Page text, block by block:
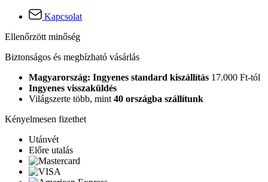
Kapcsolat
Ellenőrzött minőség
Biztonságos és megbízható vásárlás
Magyarország: Ingyenes standard kiszállítás 17.000 Ft-tól
Ingyenes visszaküldés
Világszerte több, mint 40 országba szállítunk
Kényelmesen fizethet
Utánvét
Előre utalás